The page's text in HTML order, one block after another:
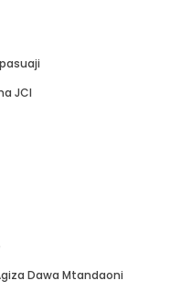
JCI
Dawa Mtandaoni